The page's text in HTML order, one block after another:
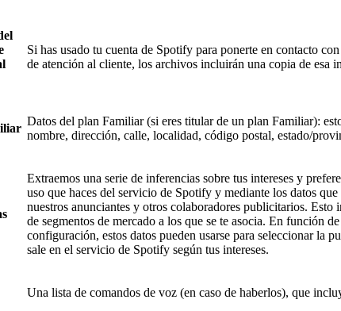
Si has usado tu cuenta de Spotify para ponerte en contacto
de atención al cliente, los archivos incluirán una copia de esa
Datos del plan Familiar (si eres titular de un plan Familiar):
nombre, dirección, calle, localidad, código postal, estado/
Extraemos una serie de inferencias sobre tus intereses y
uso que haces del servicio de Spotify y mediante los datos que
nuestros anunciantes y otros colaboradores publicitarios. Esto
de segmentos de mercado a los que se te asocia. En función
configuración, estos datos pueden usarse para seleccionar la
sale en el servicio de Spotify según tus intereses.
Una lista de comandos de voz (en caso de haberlos), que